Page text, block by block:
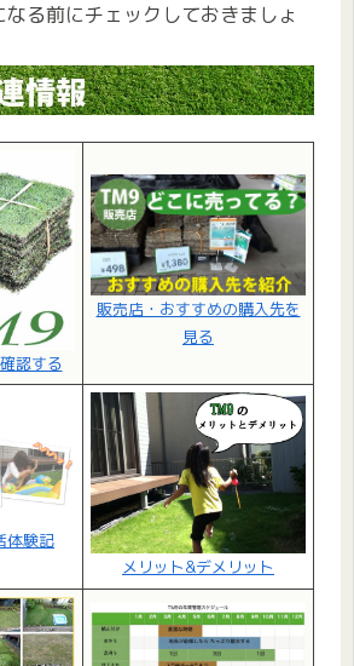
る前にチェックしておきましょ
認する
販売店・おすすめの購入先を
見る
体験記
メリット&デメリット